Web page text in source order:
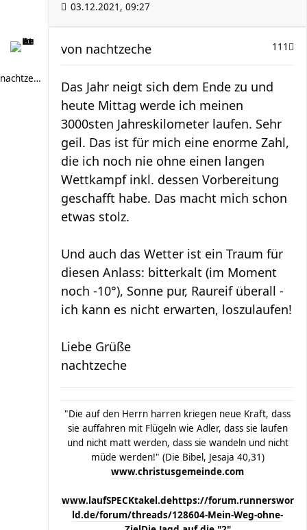
03.12.2021, 09:27
nachtzeche
111
von nachtzeche
Das Jahr neigt sich dem Ende zu und
heute Mittag werde ich meinen
3000sten Jahreskilometer laufen. Sehr
geil. Das ist für mich eine enorme Zahl,
die ich noch nie ohne einen langen
Wettkampf inkl. dessen Vorbereitung
geschafft habe. Das macht mich schon
etwas stolz.
Und auch das Wetter ist ein Traum für
diesen Anlass: bitterkalt (im Moment
noch -10°), Sonne pur, Raureif überall -
ich kann es nicht erwarten, loszulaufen!
Liebe Grüße
nachtzeche
"Die auf den Herrn harren kriegen neue Kraft, dass
sie auffahren mit Flügeln wie Adler, dass sie laufen
und nicht matt werden, dass sie wandeln und nicht
müde werden!" (Die Bibel, Jesaja 40,31)
www.christusgemeinde.com
www.laufSPECKtakel.dehttps://forum.runnerswor
ld.de/forum/threads/128604-Mein-Weg-ohne-